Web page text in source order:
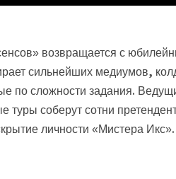
возвращается с
сильнейших медиумов,
по сложности задания.
туры соберут сотни
личности «Мистера